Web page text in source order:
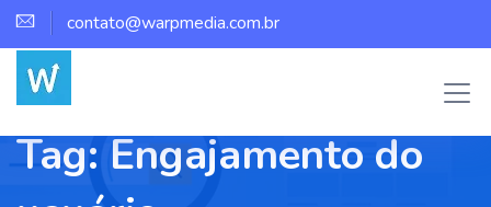
contato@warpmedia.com.br
Tag:Engajamento do